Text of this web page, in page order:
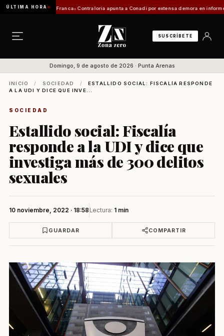
ÚLTIMA HORA
de Zona Franca Contraloría apunta a Conadi por extensa demora en informe
SUSCRÍBETE
Domingo, 9 de agosto de 2026 · Punta Arenas
INICIO / SOCIEDAD /
ESTALLIDO SOCIAL: FISCALÍA RESPONDE
A LA UDI Y DICE QUE INVE...
SOCIEDAD
Estallido social: Fiscalía
responde a la UDI y dice que
investiga más de 300 delitos
sexuales
10 noviembre, 2022 · 18:58 Lectura: 1 min
GUARDAR COMPARTIR